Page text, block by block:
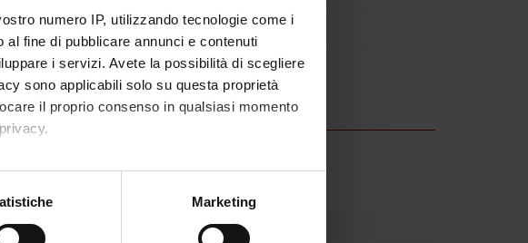
numero IP, utilizzando tecnologie come i
fine di pubblicare annunci e contenuti
i servizi. Avete la possibilità di scegliere
sono applicabili solo su questa proprietà
il proprio consenso in qualsiasi momento
di qualche metro,Marketing
dal 1-nov-2022 al 31-ott-2023.